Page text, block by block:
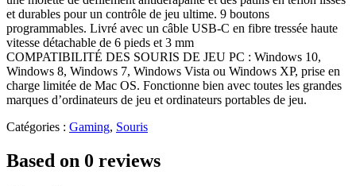
et durables pour un contrôle de jeu ultime. 9 boutons
programmables. Livré avec un câble USB-C en fibre tressée haute
vitesse détachable de 6 pieds et 3 mm
COMPATIBILITÉ DES SOURIS DE JEU PC : Windows 10,
Windows 8, Windows 7, Windows Vista ou Windows XP, prise en
charge limitée de Mac OS. Fonctionne bien avec toutes les grandes
marques d’ordinateurs de jeu et ordinateurs portables de jeu.
Catégories : Gaming, Souris
Based on 0 reviews